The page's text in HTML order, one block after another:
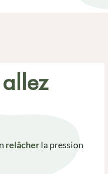
relâcherla pression